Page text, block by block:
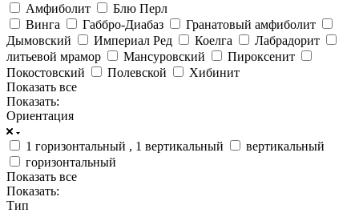
Амфиболит
Блю Перл
Винга
Габбро-Диабаз
Гранатовый амфиболит
Дымовский
Империал Ред Коелга
Лабрадорит
литьевой мрамор
Мансуровский
Пироксенит
Покостовский
Полевской
Хибинит
Показать все
Показать:
Ориентация
1 горизонтальный , 1 вертикальный
вертикальный
горизонтальный
Показать все
Показать:
Тип